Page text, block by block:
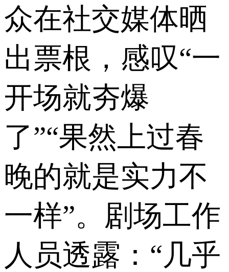
众在社交媒体晒
出票根，感叹“一
开场就夯爆
了”“果然上过春
晚的就是实力不
一样”。剧场工作
人员透露：“几乎